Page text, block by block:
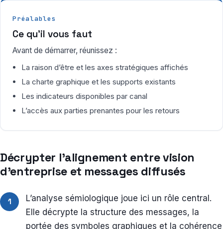
Préalables
Ce qu’il vous faut
Avant de démarrer, réunissez :
La raison d’être et les axes stratégiques affichés
La charte graphique et les supports existants
Les indicateurs disponibles par canal
L’accès aux parties prenantes pour les retours
Décrypter l’alignement entre vision
d’entreprise et messages diffusés
1
L’analyse sémiologique joue ici un rôle central.
Elle décrypte la structure des messages, la
portée des symboles graphiques et la cohérence